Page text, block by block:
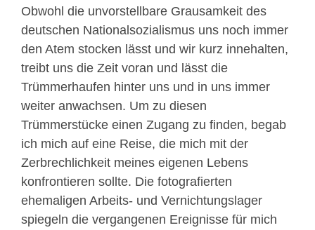
Obwohl die unvorstellbare Grausamkeit des
deutschen Nationalsozialismus uns noch immer
den Atem stocken lässt und wir kurz innehalten,
treibt uns die Zeit voran und lässt die
Trümmerhaufen hinter uns und in uns immer
weiter anwachsen. Um zu diesen
Trümmerstücke einen Zugang zu finden, begab
ich mich auf eine Reise, die mich mit der
Zerbrechlichkeit meines eigenen Lebens
konfrontieren sollte. Die fotografierten
ehemaligen Arbeits- und Vernichtungs­lager
spiegeln die vergangenen Ereignisse für mich